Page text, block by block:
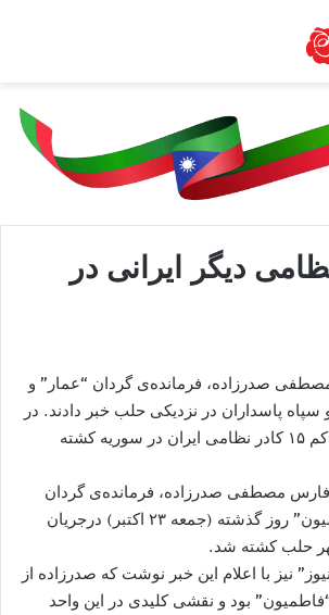
دیگر ایرانی در
صدرزاده، فرمانده‌ی گردان “عمار” و
پاسداران در نزدیکی حلب خبر دادند. در
روزهای گذشته دست‌کم ۱۵ کادر نظامی ایران در سوریه کشته
مصطفی صدرزاده، فرمانده‌ی گردان
“عمار” از تیپ “فاطمیون” روز گذشته (جمعه ۲۳ اکتبر) درجریان
حلب کشته شد.
نیز با اعلام این خبر نوشت که صدرزاده از
بود و نقشی کلیدی در این واحد